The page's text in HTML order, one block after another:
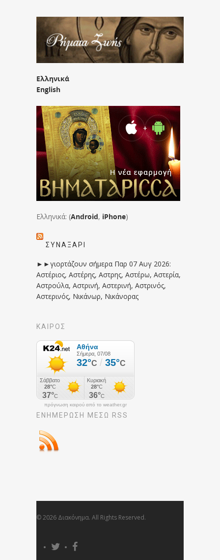
Ελληνικά
English
Ελληνικά: (Android, iPhone)
ΣΥΝΑΞΆΡΙ
►►γιορτάζουν σήμερα Παρ 07 Αυγ 2026:
Αστέριος, Αστέρης, Αστρης, Αστέρω, Αστερία,
Αστρούλα, Αστρινή, Αστερινή, Αστρινός,
Αστερινός, Νικάνωρ, Νικάνορας
ΚΑΙΡΟΣ
πρόγνωση καιρού από το weather.gr
ΕΝΗΜΈΡΩΣΉ ΜΕΣΩ RSS
© 2026 Διακόνημα. All Rights Reserved.